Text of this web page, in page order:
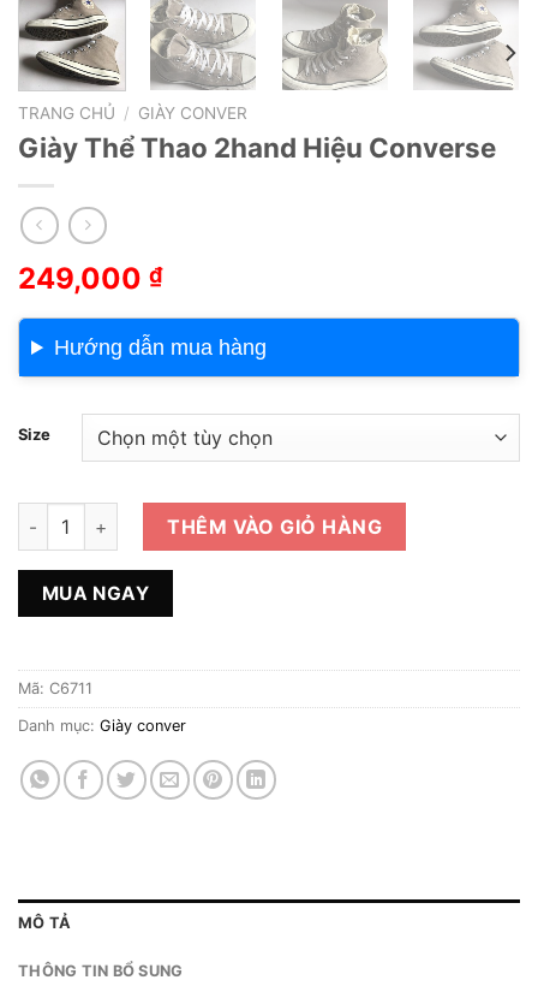
TRANG CHỦ / GIÀY CONVER
Giày Thể Thao 2hand Hiệu Converse
249,000 ₫
Hướng dẫn mua hàng
Size
Giày Thể Thao 2hand Hiệu Converse số lượng
THÊM VÀO GIỎ HÀNG
MUA NGAY
Mã: C6711
Danh mục: Giày conver
MÔ TẢ
THÔNG TIN BỔ SUNG